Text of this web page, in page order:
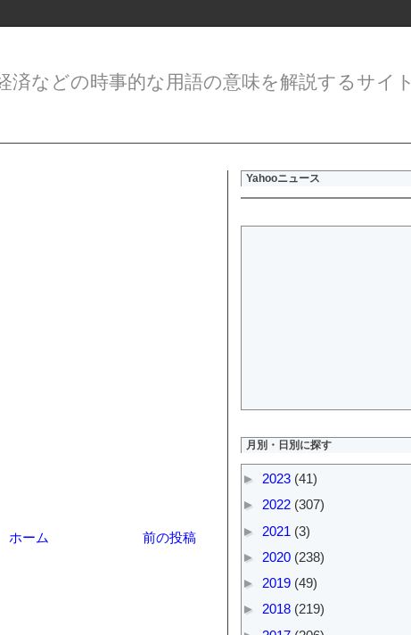
などの時事的な用語の意味を解説するサイト
前の投稿
ホーム
Yahooニュース
月別・日別に探す
► 2023 (41)
► 2022 (307)
► 2021 (3)
► 2020 (238)
► 2019 (49)
► 2018 (219)